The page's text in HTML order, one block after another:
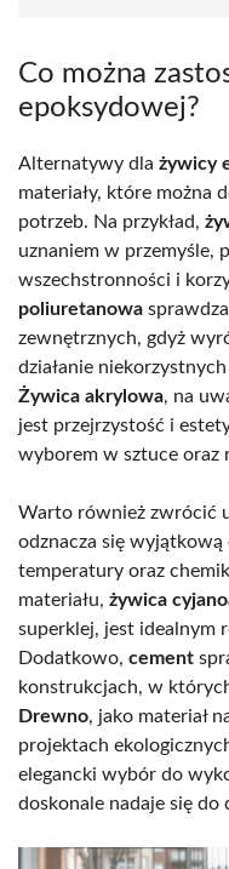
Co można
epoksydowej?
Alternatywy dla żywicy
materiały, które można
potrzeb. Na przykład,
uznaniem w przemyśle,
wszechstronności i
poliuretanowa
zewnętrznych, gdyż
działanie
Żywica akrylowa, na
jest przejrzystość i
wyborem w sztuce oraz
Warto również zwrócić
odznacza się
temperatury oraz
materiału, żywica
superklej, jest idealnym
Dodatkowo, cement
konstrukcjach, w
Drewno, jako materiał
projektach
elegancki wybór do
doskonale nadaje się do